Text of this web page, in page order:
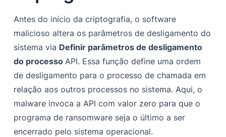
Antes do início da criptografia, o software
malicioso altera os parâmetros de desligamento do
sistema via Definir parâmetros de desligamento
do processo API. Essa função define uma ordem
de desligamento para o processo de chamada em
relação aos outros processos no sistema. Aqui, o
malware invoca a API com valor zero para que o
programa de ransomware seja o último a ser
encerrado pelo sistema operacional.